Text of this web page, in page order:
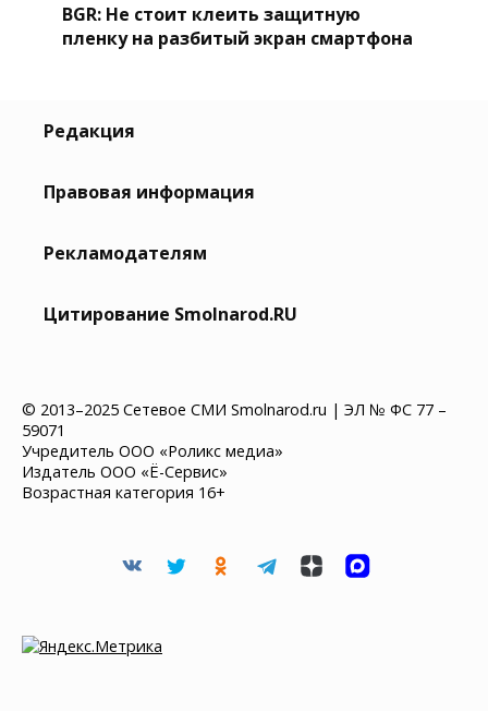
BGR: Не стоит клеить защитную
пленку на разбитый экран смартфона
Редакция
Правовая информация
Рекламодателям
Цитирование Smolnarod.RU
© 2013–2025 Сетевое СМИ Smolnarod.ru | ЭЛ № ФС 77 –
59071
Учредитель ООО «Роликс медиа»
Издатель ООО «Ё-Сервис»
Возрастная категория 16+